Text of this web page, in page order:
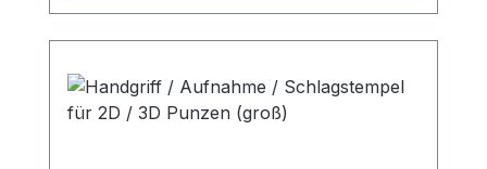
unseren Schlagaufsatz. Bitte benutzen Sie
zum Schlagen unbedingt einen geeigneten
Punziereisen / des
Schlagstempel auszuschliessen. Der